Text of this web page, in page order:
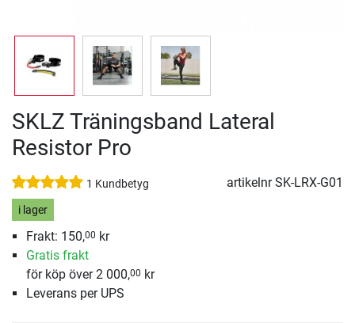
SKLZ Träningsband Lateral
Resistor Pro
1 Kundbetyg artikelnrSK-LRX-G01
i lager
Frakt: 150,00 kr
Gratis frakt
för köp över 2 000,00 kr
Leverans per UPS